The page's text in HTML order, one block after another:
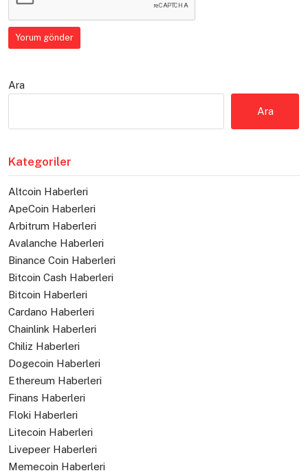
Ara
Ara
Kategoriler
Altcoin Haberleri
ApeCoin Haberleri
Arbitrum Haberleri
Avalanche Haberleri
Binance Coin Haberleri
Bitcoin Cash Haberleri
Bitcoin Haberleri
Cardano Haberleri
Chainlink Haberleri
Chiliz Haberleri
Dogecoin Haberleri
Ethereum Haberleri
Finans Haberleri
Floki Haberleri
Litecoin Haberleri
Livepeer Haberleri
Memecoin Haberleri